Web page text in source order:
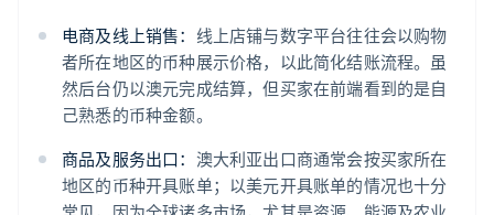
电商及线上销售： 线上店铺与数字平台往往会以购物
者所在地区的币种展示价格，以此简化结账流程。虽
然后台仍以澳元完成结算，但买家在前端看到的是自
己熟悉的币种金额。
商品及服务出口： 澳大利亚出口商通常会按买家所在
地区的币种开具账单；以美元开具账单的情况也十分